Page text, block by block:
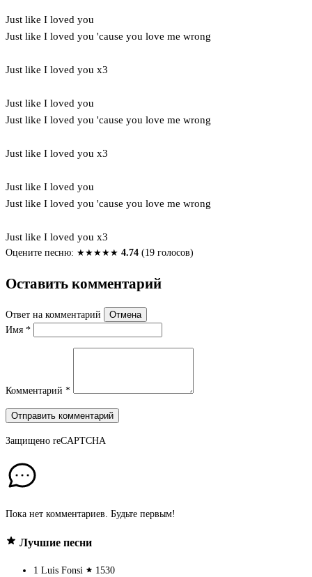
Just like I loved you
Just like I loved you 'cause you love me wrong
Just like I loved you x3
Just like I loved you
Just like I loved you 'cause you love me wrong
Just like I loved you x3
Just like I loved you
Just like I loved you 'cause you love me wrong
Just like I loved you x3
Оцените песню: ★★★★★ 4.74 (19 голосов)
Оставить комментарий
Ответ на комментарий
Отмена
Имя *
Комментарий *
Отправить комментарий
Защищено reCAPTCHA
Пока нет комментариев. Будьте первым!
Лучшие песни
1 Luis Fonsi
1530